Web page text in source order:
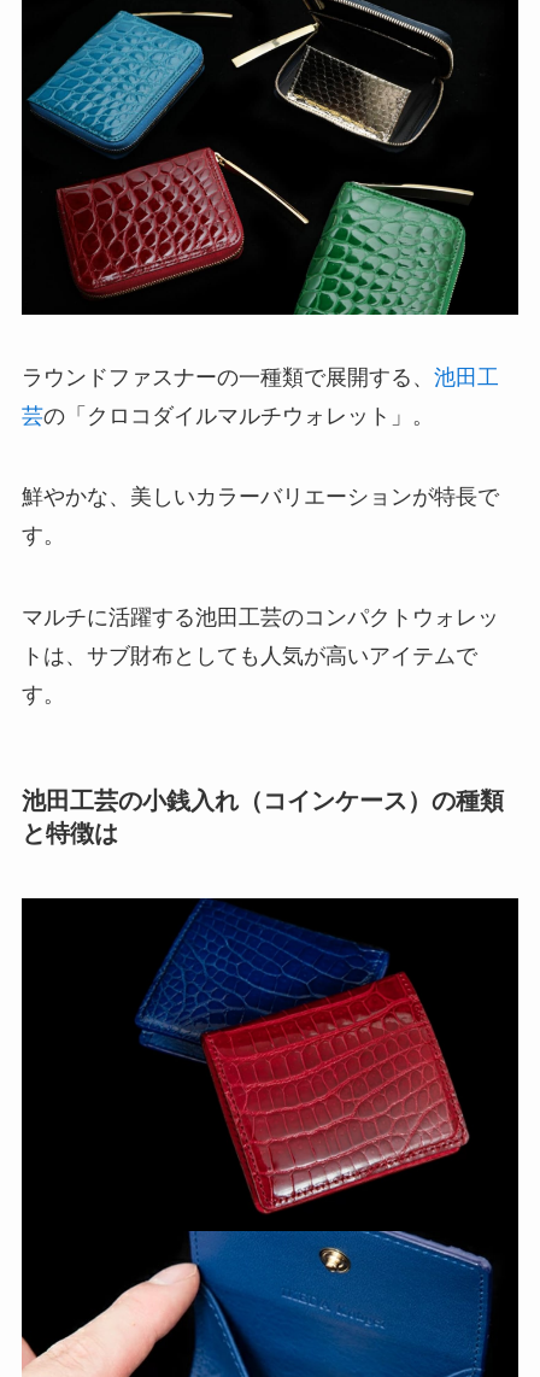
ラウンドファスナーの一種類で展開する、 池田工
芸の「クロコダイルマルチウォレット」。
鮮やかな、美しいカラーバリエーションが特長で
す。
マルチに活躍する池田工芸のコンパクトウォレッ
トは、サブ財布としても人気が高いアイテムで
す。
池田工芸の小銭入れ（コインケース）の種類
と特徴は